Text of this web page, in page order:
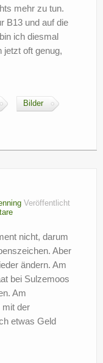
mehr zu tun.
B13 und auf die
ich diesmal
jetzt oft genug,
Bilder
Veröffentlicht
nicht, darum
Aber
ändern. Am
bei Sulzemoos
Am
mit der
etwas Geld